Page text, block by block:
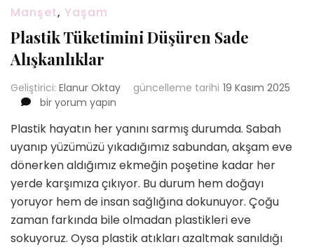
Manşet, Yaşam
Plastik Tüketimini Düşüren Sade
Alışkanlıklar
Geliştirici: Elanur Oktay güncelleme tarihi 19 Kasım 2025
Plastik
Düşüren
Sade
Alışkanlıklar
bir yorum yapın
Plastik hayatın her yanını sarmış durumda. Sabah
uyanıp yüzümüzü yıkadığımız sabundan, akşam eve
dönerken aldığımız ekmeğin poşetine kadar her
yerde karşımıza çıkıyor. Bu durum hem doğayı
yoruyor hem de insan sağlığına dokunuyor. Çoğu
zaman farkında bile olmadan plastikleri eve
sokuyoruz. Oysa plastik atıkları azaltmak sanıldığı